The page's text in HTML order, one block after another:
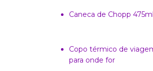
Caneca de Chopp
Copo térmico de
para onde for